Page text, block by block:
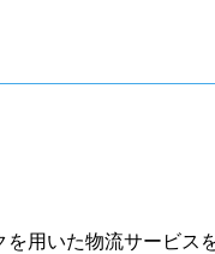
用いた物流サービ